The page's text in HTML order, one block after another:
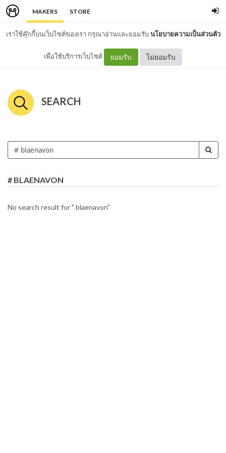
MAKERS STORE
เราใช้คุ๊กกี้บนเว็บไซต์ของเรา กรุณาอ่านและยอมรับนโยบายความเป็นส่วนตัว
เพื่อใช้บริการเว็บไซต์ ยอมรับ ไม่ยอมรับ
SEARCH
# BLAENAVON
No search result for " blaenavon"